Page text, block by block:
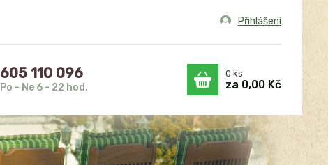
Přihlášení
605 110 096
Po - Ne 6 - 22 hod.
0 ks
za 0,00 Kč